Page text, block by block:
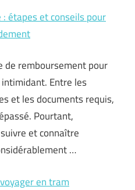
étapes et conseils pour
de remboursement pour
Entre les
et les documents requis,
Pourtant,
et connaître
…
en tram